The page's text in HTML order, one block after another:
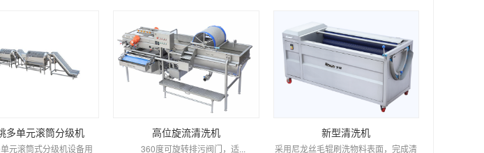
多单元滚筒分级机
元滚筒式分级机设备用
高位旋流清洗机
360度可旋转排污阀门，适...
新型清洗机
采用尼龙丝毛辊刷洗物料表面，完成清